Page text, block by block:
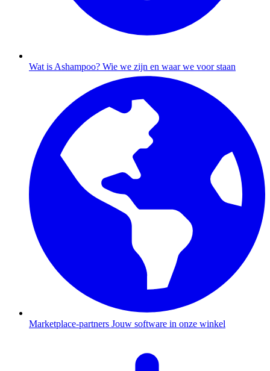
Wat is Ashampoo? Wie we zijn en waar we voor staan
Marketplace-partners Jouw software in onze winkel